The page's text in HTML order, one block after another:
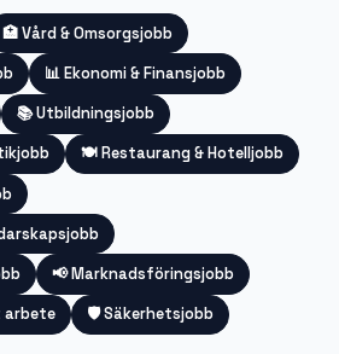
🏥Vård & Omsorgsjobb
📊Ekonomi & Finansjobb
📚Utbildningsjobb
🍽️Restaurang & Hotelljobb
📢Marknadsföringsjobb
arbete 🛡️Säkerhetsjobb